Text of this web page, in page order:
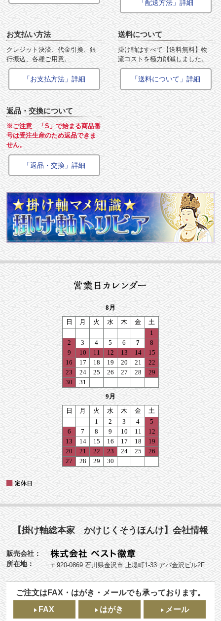
「配送方法」詳細
お支払い方法
クレジット決済、代金引換、銀
行振込、各種ご用意。
「お支払方法」詳細
送料について
掛け軸はすべて【送料無料】物
流コストを極力削減しました。
「送料について」詳細
返品・交換について
※ご注意 「S」で始まる商品番
号は受注生産のため返品できま
せん。
「返品・交換」詳細
【掛け軸総本家 かけじくそうほんけ】会社情報
販売会社：
所在地：
〒920-0869 石川県金沢市 上堤町1-33 アパ金沢ビル2F
ご注文はFAX・はがき・メールでも承っております。
FAX
はがき メール